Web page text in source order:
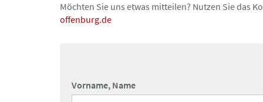
Möchten Sie uns etwas mitteilen? Nutzen Sie das
offenburg.de
Vorname, Name